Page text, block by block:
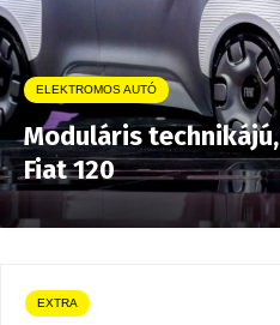
ELEKTROMOS AUTÓ
Moduláris
Fiat 120
EXTRA